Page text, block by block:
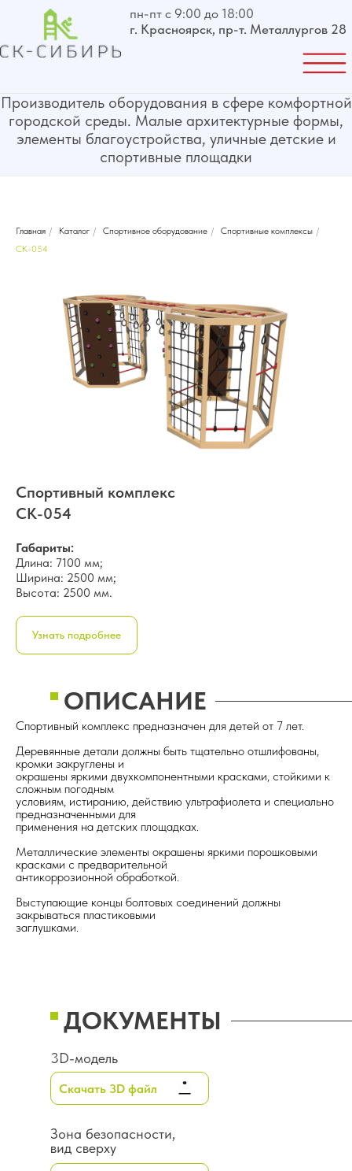
элементы благоустройства, уличные детские и
спортивные площадки
пн-пт с 9:00 до 18:00
г. Красноярск, пр-т. Металлургов 28
Главная / Каталог / Спортивное оборудование / Спортивные комплексы /
СК-054
Спортивный комплекс
СК-054
Габариты:
Длина: 7100 мм;
Ширина: 2500 мм;
Высота: 2500 мм.
Узнать подробнее
ОПИСАНИЕ
Спортивный комплекс предназначен для детей от 7 лет.
Деревянные детали должны быть тщательно отшлифованы,
кромки закруглены и
окрашены яркими двухкомпонентными красками, стойкими к
сложным погодным
условиям, истиранию, действию ультрафиолета и специально
предназначенными для
применения на детских площадках.
Металлические элементы окрашены яркими порошковыми
красками с предварительной
антикоррозионной обработкой.
Выступающие концы болтовых соединений должны
закрываться пластиковыми
заглушками.
ДОКУМЕНТЫ
3D-модель
Скачать 3D файл
Зона безопасности,
вид сверху